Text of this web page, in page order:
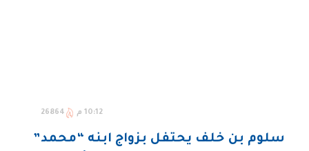
10:12 م 26864
سلوم بن خلف يحتفل بزواج ابنه “محمد”